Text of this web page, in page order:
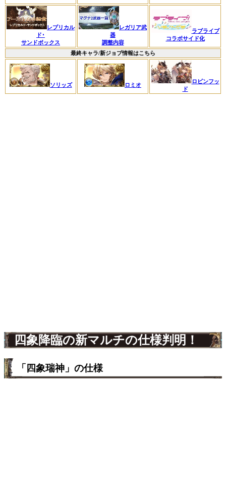
レプリカル
ド･
サンドボックス
レガリア武
器
調整内容
ラブライブ
コラボサイド化
最終キャラ/新ジョブ情報はこちら
ソリッズ ロミオ
ロビンフッ
ド
四象降臨の新マルチの仕様判明！
「四象瑞神」の仕様